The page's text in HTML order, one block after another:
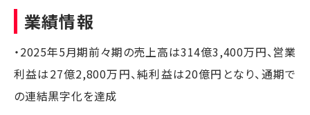
業績情報
・2025年5月期前々期の売上高は314億3,400万円、営業
利益は27億2,800万円、純利益は20億円となり、通期で
の連結黒字化を達成